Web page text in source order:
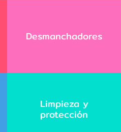
Desmanchadores
Limpieza y
protección